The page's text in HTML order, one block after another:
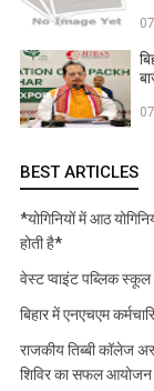
BEST ARTICLES
*योगिनियों में आठ
होती है*
वेस्ट प्वाइंट पब्लिक स्कूल
बिहार में एनएचएम
राजकीय तिब्बी कॉलेज
शिविर का सफल आयोजन